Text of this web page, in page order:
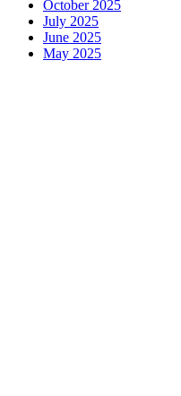
October 2025
July 2025
June 2025
May 2025